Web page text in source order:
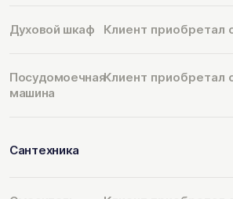
Духовой шкаф Клиент приобретал
Посудомоечная
машина
Клиент приобретал
Сантехника